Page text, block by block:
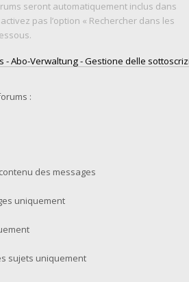
seront automatiquement inclus dans
pas l’option « Rechercher dans les
:
des messages
uniquement
sujets uniquement